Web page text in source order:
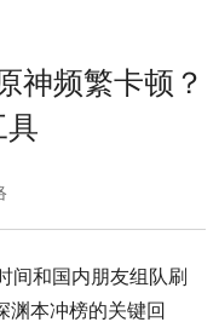
神频繁卡顿？
具
间和国内朋友组队刷
渊本冲榜的关键回